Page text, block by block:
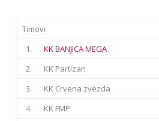
Timovi
1.
KK BANJICA MEGA
2.
KK Partizan
3.
KK Crvena zvezda
4.
KK FMP